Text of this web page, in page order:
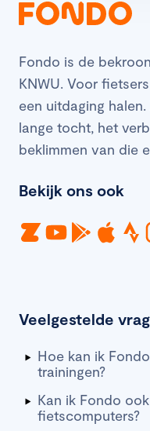
Fondo is de
KNWU. Voor
een uitdaging
lange tocht, het
beklimmen van die
Bekijk ons ook
Veelgestelde
Hoe kan ik
trainingen?
Kan ik Fondo
fietscomputers?